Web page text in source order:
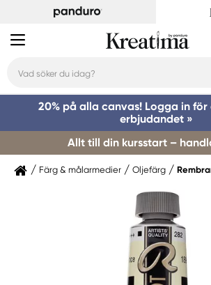
20% på alla canvas! Logga in
erbjudandet »
Allt till din kursstart –
Färg & målarmedier Oljefärg